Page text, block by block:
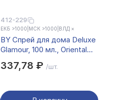
412-229
ЕКБ >1000 МСК >1000 ВЛД ×
BY Спрей для дома Deluxe
Glamour, 100 мл., Oriental
337,78 ₽ /шт.